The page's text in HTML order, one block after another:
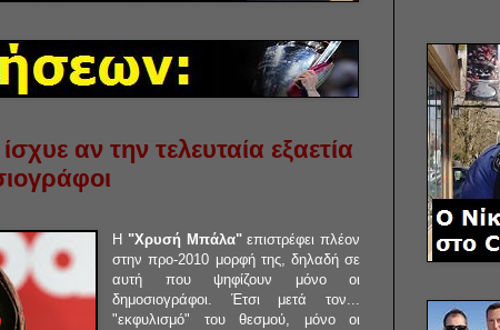
αν την τελευταία εξαετία
Η "Χρυσή Μπάλα"επιστρέφει πλέον
στην προ-2010 μορφή της, δηλαδή σε
αυτή που ψηφίζουν μόνο οι
δημοσιογράφοι. Έτσι μετά τον...
"εκφυλισμό" του θεσμού, μόνο οι